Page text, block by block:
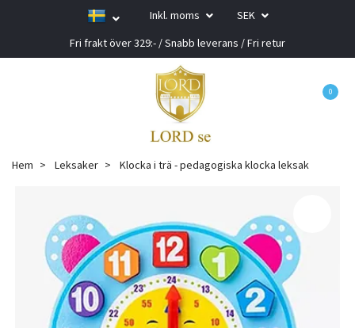
Inkl. moms
SEK
Fri frakt över 329:- / Snabb leverans / Fri retur
0
Hem Leksaker Klocka i trä - pedagogiska klocka leksak